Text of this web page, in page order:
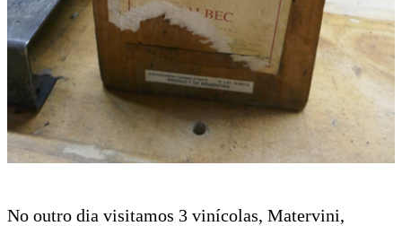
No outro dia visitamos 3 vinícolas, Matervini,